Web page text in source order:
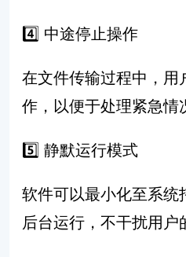
4️⃣ 中途停止操作
在文件传输过程中，用
作，以便于处理紧急情
5️⃣ 静默运行模式
软件可以最小化至系统
后台运行，不干扰用户